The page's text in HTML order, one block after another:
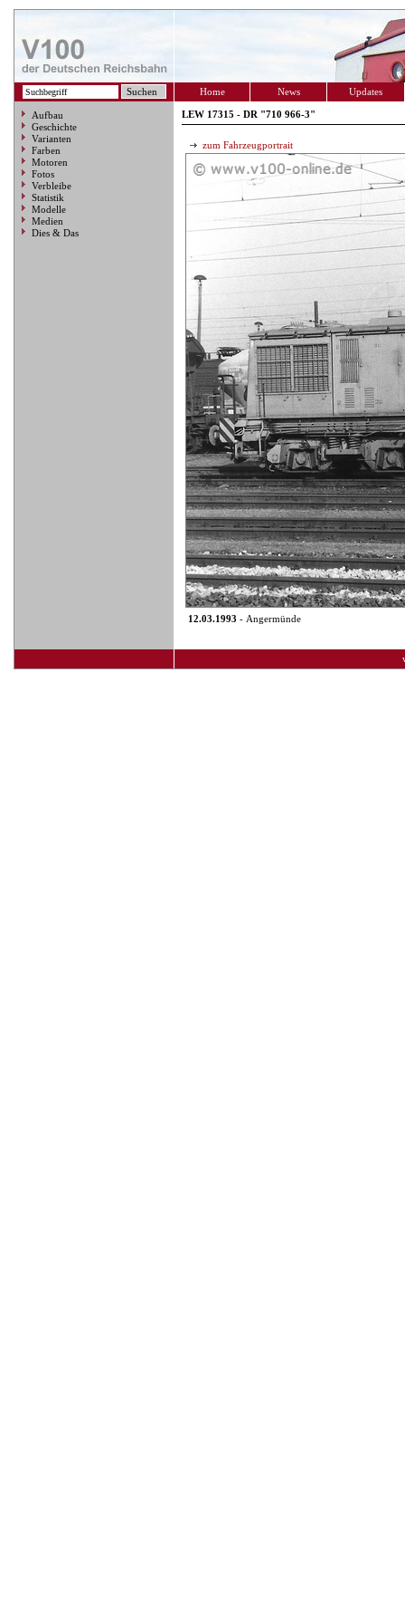
Home News Updates
Aufbau
Geschichte
Varianten
Farben
Motoren
Fotos
Verbleibe
Statistik
Modelle
Medien
Dies & Das
LEW 17315 - DR "710 966-3"
zum Fahrzeugportrait
12.03.1993 - Angermünde